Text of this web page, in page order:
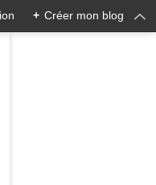
+ Créer mon blog